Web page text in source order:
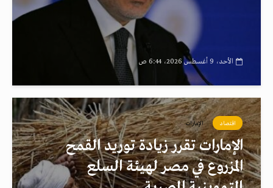
الأحد، 9 أغسطس 2026، 6:44 ص
اقتصاد الإمارات
الإمارات تقرر زيادة توريد القمح
المزروع في مصر لهيئة السلع